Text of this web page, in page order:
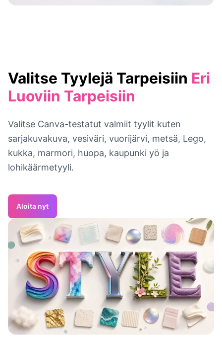
Valitse Tyylejä Tarpeisiin Eri
Luoviin Tarpeisiin
Valitse Canva-testatut valmiit tyylit kuten
sarjakuvakuva, vesiväri, vuorijärvi, metsä, Lego,
kukka, marmori, huopa, kaupunki yö ja
lohikäärmetyyli.
Aloita nyt